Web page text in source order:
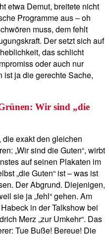
etwa Demut, breitete nicht
Programme aus – oh
muss, dem fehlt
Der setzt sich auf
das schlicht
oder auch nur
ist ja die gerechte Sache,
Wir sind „die
exakt den gleichen
„Wir sind die Guten“, wirbt
auf seinen Plakaten im
„die Guten“ ist – was ist
Der Abgrund. Diejenigen,
sie ja „fehl“ gehen. Am
in der Talkshow bei
Merz „zur Umkehr“. Das
Tue Buße! Bereue! Die